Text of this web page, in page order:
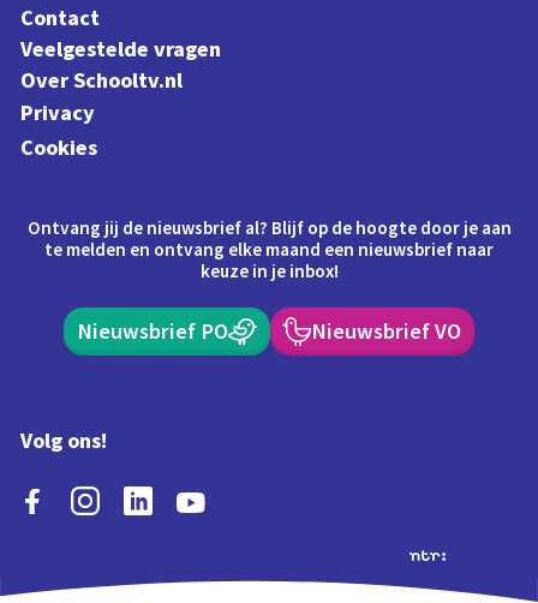
Contact
Veelgestelde vragen
Over Schooltv.nl
Privacy
Cookies
Ontvang jij de nieuwsbrief al? Blijf op de hoogte door je aan
te melden en ontvang elke maand een nieuwsbrief naar
keuze in je inbox!
Nieuwsbrief PO Nieuwsbrief VO
Volg ons!